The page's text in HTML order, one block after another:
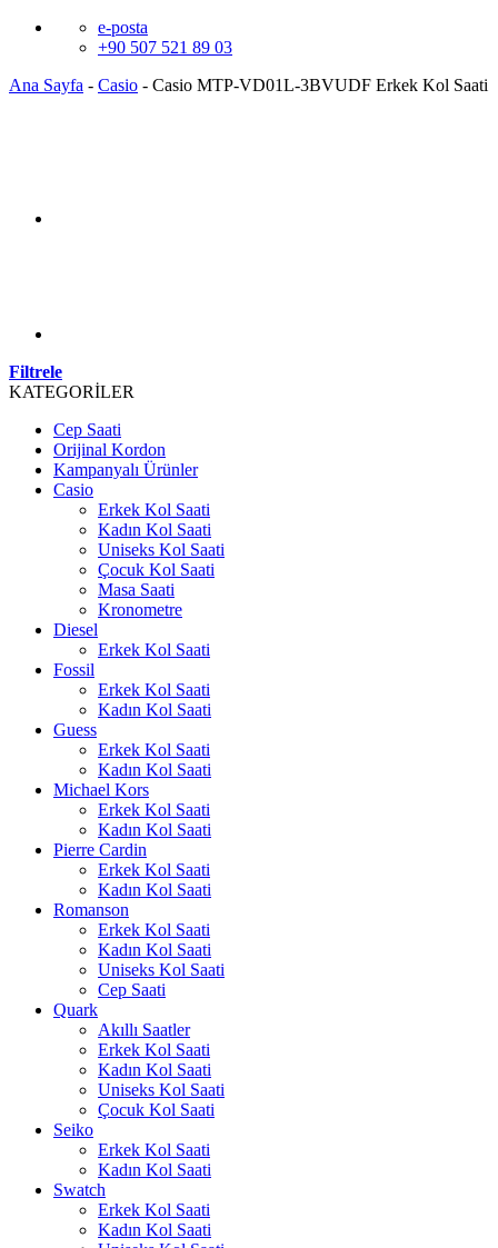
e-posta
+90 507 521 89 03
Ana Sayfa - Casio - Casio MTP-VD01L-3BVUDF Erkek Kol Saati
Filtrele
KATEGORİLER
Cep Saati
Orijinal Kordon
Kampanyalı Ürünler
Casio
Erkek Kol Saati
Kadın Kol Saati
Uniseks Kol Saati
Çocuk Kol Saati
Masa Saati
Kronometre
Diesel
Erkek Kol Saati
Fossil
Erkek Kol Saati
Kadın Kol Saati
Guess
Erkek Kol Saati
Kadın Kol Saati
Michael Kors
Erkek Kol Saati
Kadın Kol Saati
Pierre Cardin
Erkek Kol Saati
Kadın Kol Saati
Romanson
Erkek Kol Saati
Kadın Kol Saati
Uniseks Kol Saati
Cep Saati
Quark
Akıllı Saatler
Erkek Kol Saati
Kadın Kol Saati
Uniseks Kol Saati
Çocuk Kol Saati
Seiko
Erkek Kol Saati
Kadın Kol Saati
Swatch
Erkek Kol Saati
Kadın Kol Saati